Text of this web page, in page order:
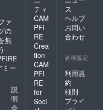
ァ
の
無
ミー
説
明
会
ティ
CAM
PFI
RE
Crea
tion
CAM
PFI
RE
for
Soci
ス
ヘルプ
お問い
合わせ
各種規定
利用規
約
細則
プライ